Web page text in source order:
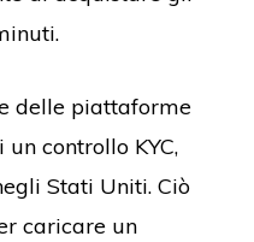
delle piattaforme
controllo KYC,
Stati Uniti. Ciò
caricare un